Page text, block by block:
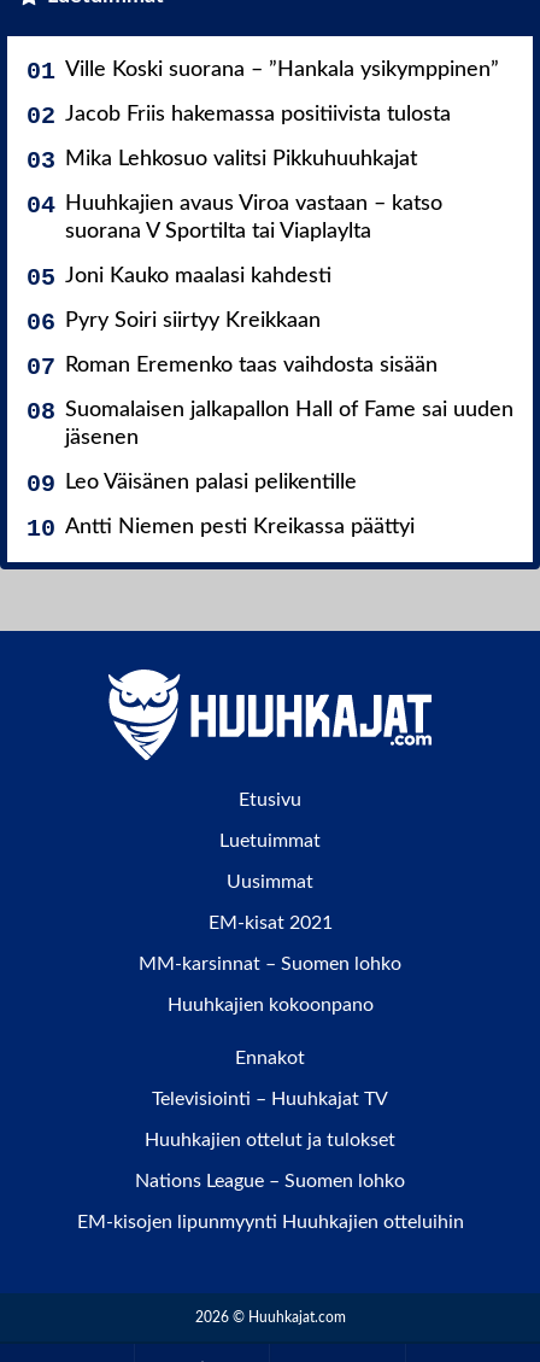
Ville Koski suorana – ”Hankala ysikymppinen”
Jacob Friis hakemassa positiivista tulosta
Mika Lehkosuo valitsi Pikkuhuuhkajat
Huuhkajien avaus Viroa vastaan – katso
suorana V Sportilta tai Viaplaylta
Joni Kauko maalasi kahdesti
Pyry Soiri siirtyy Kreikkaan
Roman Eremenko taas vaihdosta sisään
Suomalaisen jalkapallon Hall of Fame sai uuden
jäsenen
Leo Väisänen palasi pelikentille
Antti Niemen pesti Kreikassa päättyi
Etusivu
Luetuimmat
Uusimmat
EM-kisat 2021
MM-karsinnat – Suomen lohko
Huuhkajien kokoonpano
Ennakot
Televisiointi – Huuhkajat TV
Huuhkajien ottelut ja tulokset
Nations League – Suomen lohko
EM-kisojen lipunmyynti Huuhkajien otteluihin
2026 © Huuhkajat.com